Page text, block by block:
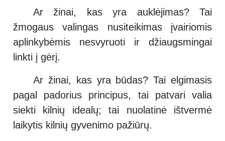
Ar žinai, kas yra auklėjimas? Tai
žmogaus valingas nusiteikimas įvairiomis
aplinkybėmis nesvyruoti ir džiaugsmingai
linkti į gėrį.
Ar žinai, kas yra būdas? Tai elgimasis
pagal padorius principus, tai patvari valia
siekti kilnių idealų; tai nuolatinė ištvermė
laikytis kilnių gyvenimo pažiūrų.